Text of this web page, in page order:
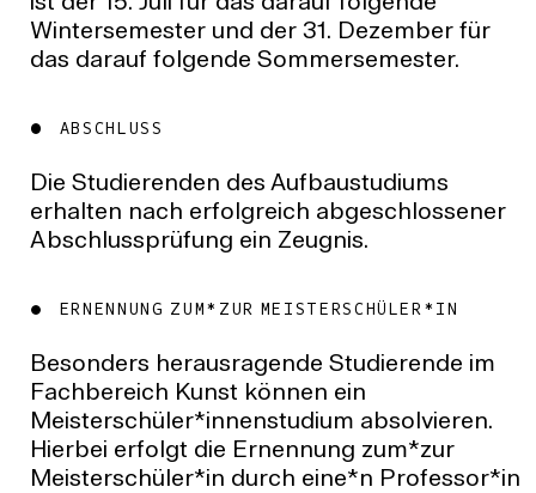
Wintersemester und der 31. Dezember für
das darauf folgende Sommersemester.
ABSCHLUSS
Die Studierenden des Aufbaustudiums
erhalten nach erfolgreich abgeschlossener
Abschlussprüfung ein Zeugnis.
ERNENNUNG ZUM*ZUR MEISTERSCHÜLER*IN
Besonders herausragende Studierende im
Fachbereich Kunst können ein
Meisterschüler*innenstudium absolvieren.
Hierbei erfolgt die Ernennung zum*zur
Meisterschüler*in durch eine*n Professor*in